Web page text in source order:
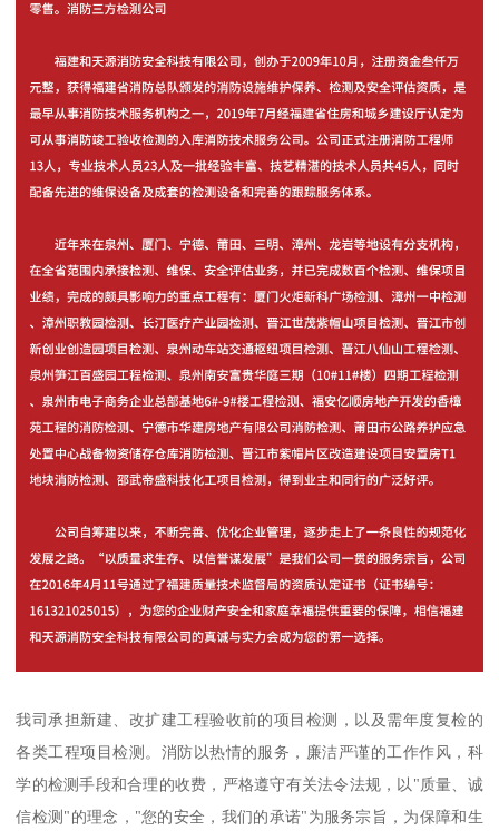
我司承担新建、改扩建工程验收前的项目检测，以及需年度复检的
各类工程项目检测。消防以热情的服务，廉洁严谨的工作作风，科
学的检测手段和合理的收费，严格遵守有关法令法规，以"质量、诚
信检测"的理念，"您的安全，我们的承诺"为服务宗旨，为保障和生